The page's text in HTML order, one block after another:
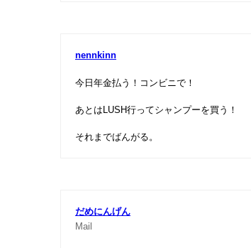
nennkinn
今日年金払う！コンビニで！
あとはLUSH行ってシャンプーを買う！
それまでばんがる。
だめにんげん
Mail